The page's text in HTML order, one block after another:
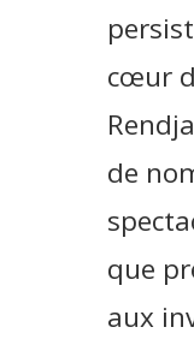
cœur
de
que
aux